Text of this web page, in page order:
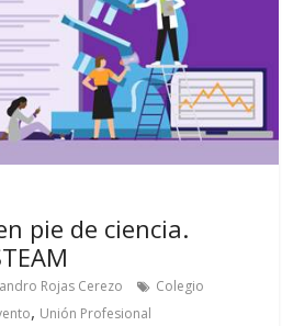
pie de ciencia.
Rojas Cerezo
Colegio
, Unión Profesional